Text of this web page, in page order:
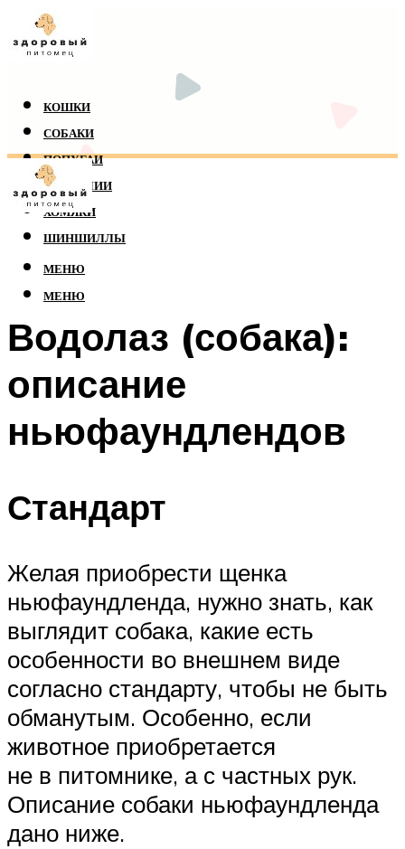
КОШКИ
СОБАКИ
ПОПУГАИ
РЕПТИЛИИ
ХОМЯКИ
ШИНШИЛЛЫ
МЕНЮ
МЕНЮ
Водолаз (собака):
описание
ньюфаундлендов
Стандарт
Желая приобрести щенка
ньюфаундленда, нужно знать, как
выглядит собака, какие есть
особенности во внешнем виде
согласно стандарту, чтобы не быть
обманутым. Особенно, если
животное приобретается
не в питомнике, а с частных рук.
Описание собаки ньюфаундленда
дано ниже.